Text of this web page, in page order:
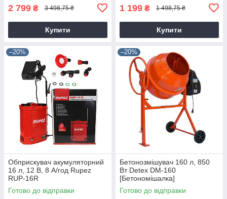
2 799 ₴ 3 498,75 ₴
Купити
1 199 ₴ 1 498,75 ₴
Купити
–20%
Обприскувач акумуляторний
16 л, 12 В, 8 А/год Rupez
RUP-16R
Готово до відправки
–20%
Бетонозмішувач 160 л, 850
Вт Detex DM-160
[Бетономішалка]
Готово до відправки